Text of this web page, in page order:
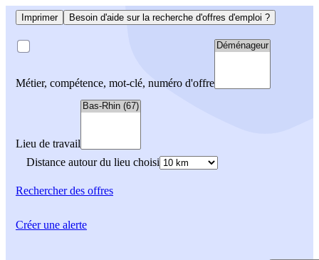
Imprimer Besoin d'aide sur la recherche d'offres d'emploi ?
Métier, compétence, mot-clé, numéro d'offre
Lieu de travail
Distance autour du lieu choisi
Rechercherdes offres
Créer une alerte